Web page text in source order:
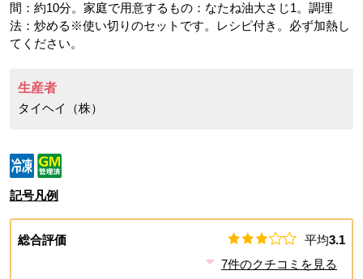
間：約10分。家庭で用意するもの：なたね油大さじ1。調理
法：炒める※使い切りのセットです。レシピ付き。必ず加熱し
てください。
生産者
タイヘイ（株）
記号凡例
総合評価 平均3.1
7件のクチコミを見る